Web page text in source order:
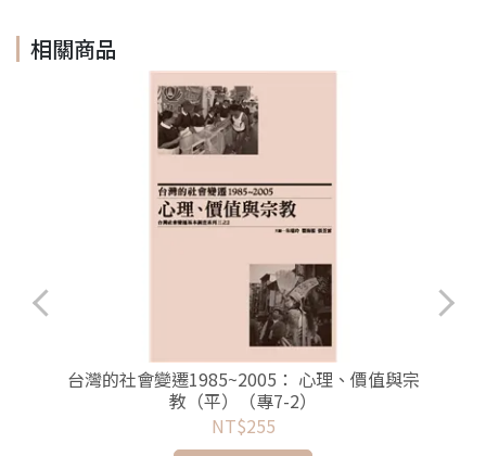
相關商品
台灣的社會變遷1985~2005： 心理、價值與宗
教（平）（專7-2）
NT$255